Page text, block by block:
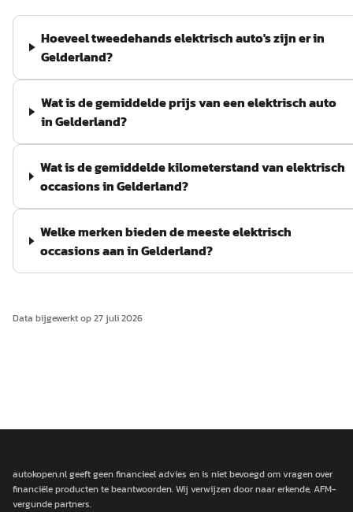
Hoeveel tweedehands elektrisch auto's zijn er in
Gelderland?
Wat is de gemiddelde prijs van een elektrisch auto
in Gelderland?
Wat is de gemiddelde kilometerstand van elektrisch
occasions in Gelderland?
Welke merken bieden de meeste elektrisch
occasions aan in Gelderland?
Data bijgewerkt op27 juli 2026
autokopen.nl geeft geen financieel advies en is niet bevoegd om vragen over
financiële producten te beantwoorden. Wij verwijzen door naar erkende, AFM-
vergunde partners.